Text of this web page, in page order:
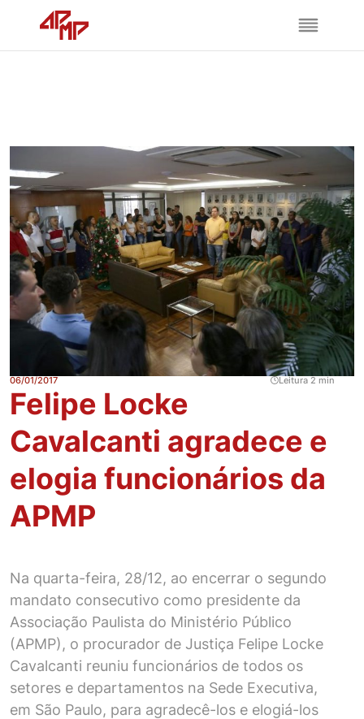
06/01/2017 Leitura 2 min
Felipe Locke
Cavalcanti agradece e
elogia funcionários da
APMP
Na quarta-feira, 28/12, ao encerrar o segundo
mandato consecutivo como presidente da
Associação Paulista do Ministério Público
(APMP), o procurador de Justiça Felipe Locke
Cavalcanti reuniu funcionários de todos os
setores e departamentos na Sede Executiva,
em São Paulo, para agradecê-los e elogiá-los